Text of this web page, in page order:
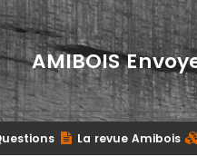
AMIBOIS
La revue Amibois